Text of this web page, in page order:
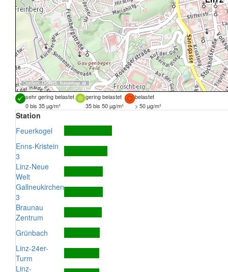
Quellen:DORIS, basemap.at
sehr gering belastet gering belastet
belastet
0 bis 35 µg/m³
35 bis 50 µg/m³ > 50 µg/m³
Station
Feuerkogel
Enns-Kristein
3
Linz-Neue
Welt
Gallneukirchen
3
Braunau
Zentrum
Grünbach
Linz-24er-
Turm
Linz-